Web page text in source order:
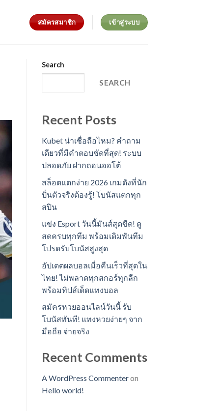
สมัครสมาชิก เข้าสู่ระบบ
Search
SEARCH
Recent Posts
Kubet น่าเชื่อถือไหม? คำถาม
เดียวที่มีคำตอบชัดที่สุด! ระบบ
ปลอดภัย ฝากถอนออโต้
สล็อตแตกง่าย 2026 เกมดังที่นัก
ปั่นตัวจริงต้องรู้! โบนัสแตกทุก
สปิน
แข่ง Esport วันนี้มันส์สุดขีด! ดู
สดครบทุกทีม พร้อมเดิมพันทีม
โปรดรับโบนัสสูงสุด
อัปเดตผลบอลเมื่อคืนเร็วที่สุดใน
ไทย! ไม่พลาดทุกสกอร์ทุกลีก
พร้อมทิปส์เด็ดแทงบอล
สมัครหวยออนไลน์วันนี้ รับ
โบนัสทันที! แทงหวยง่ายๆ จาก
มือถือ จ่ายจริง
Recent Comments
A WordPress Commenteron
Hello world!